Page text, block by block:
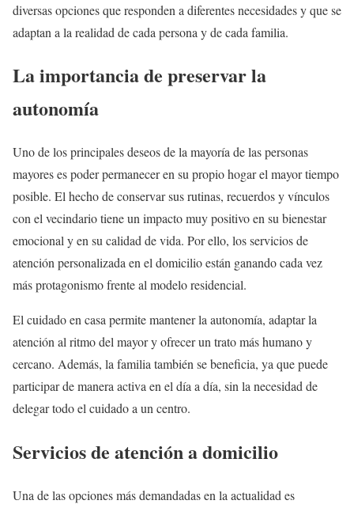
diversas opciones que responden a diferentes necesidades y que se
adaptan a la realidad de cada persona y de cada familia.
La importancia de preservar la
autonomía
Uno de los principales deseos de la mayoría de las personas
mayores es poder permanecer en su propio hogar el mayor tiempo
posible. El hecho de conservar sus rutinas, recuerdos y vínculos
con el vecindario tiene un impacto muy positivo en su bienestar
emocional y en su calidad de vida. Por ello, los servicios de
atención personalizada en el domicilio están ganando cada vez
más protagonismo frente al modelo residencial.
El cuidado en casa permite mantener la autonomía, adaptar la
atención al ritmo del mayor y ofrecer un trato más humano y
cercano. Además, la familia también se beneficia, ya que puede
participar de manera activa en el día a día, sin la necesidad de
delegar todo el cuidado a un centro.
Servicios de atención a domicilio
Una de las opciones más demandadas en la actualidad es